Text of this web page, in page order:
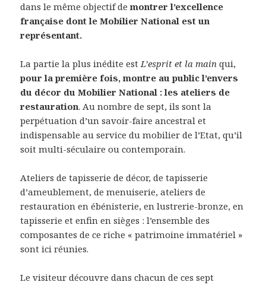
dans le même objectif demontrer l’excellence
française dont le Mobilier National est un
représentant.
La partie la plus inédite estL’esprit et la main qui,
pour la première fois, montre au public l’envers
du décor du Mobilier National : les ateliers de
restauration. Au nombre de sept, ils sont la
perpétuation d’un savoir-faire ancestral et
indispensable au service du mobilier de l’Etat, qu’il
soit multi-séculaire ou contemporain.
Ateliers de tapisserie de décor, de tapisserie
d’ameublement, de menuiserie, ateliers de
restauration en ébénisterie, en lustrerie-bronze, en
tapisserie et enfin en sièges : l’ensemble des
composantes de ce riche « patrimoine immatériel »
sont ici réunies.
Le visiteur découvre dans chacun de ces sept